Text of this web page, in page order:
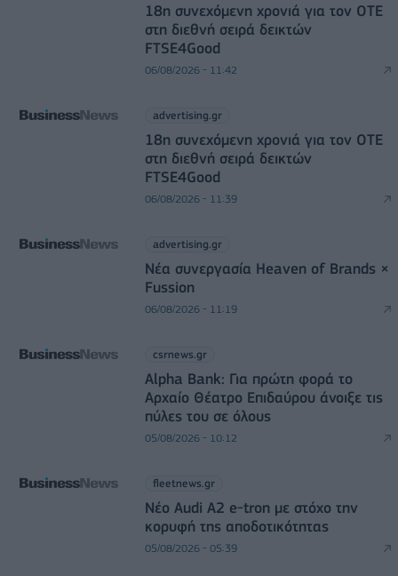
18η συνεχόμενη χρονιά για τον ΟΤΕ
στη διεθνή σειρά δεικτών
FTSE4Good
06/08/2026 - 11:42
advertising.gr
18η συνεχόμενη χρονιά για τον ΟΤΕ
στη διεθνή σειρά δεικτών
FTSE4Good
06/08/2026 - 11:39
advertising.gr
Νέα συνεργασία Heaven of Brands ×
Fussion
06/08/2026 - 11:19
csrnews.gr
Alpha Bank: Για πρώτη φορά το
Αρχαίο Θέατρο Επιδαύρου άνοιξε τις
πύλες του σε όλους
05/08/2026 - 10:12
fleetnews.gr
Νέο Audi A2 e-tron με στόχο την
κορυφή της αποδοτικότητας
05/08/2026 - 05:39